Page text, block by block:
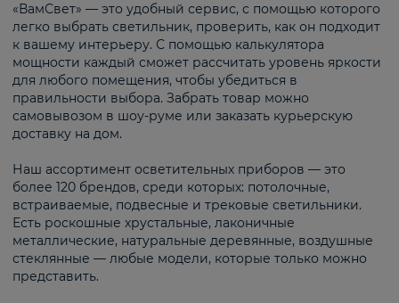
«ВамСвет» — это удобный сервис, с помощью которого
легко выбрать светильник, проверить, как он подходит
к вашему интерьеру. С помощью калькулятора
мощности каждый сможет рассчитать уровень яркости
для любого помещения, чтобы убедиться в
правильности выбора. Забрать товар можно
самовывозом в шоу-руме или заказать курьерскую
доставку на дом.
Наш ассортимент осветительных приборов — это
более 120 брендов, среди которых: потолочные,
встраиваемые, подвесные и трековые светильники.
Есть роскошные хрустальные, лаконичные
металлические, натуральные деревянные, воздушные
стеклянные — любые модели, которые только можно
представить.